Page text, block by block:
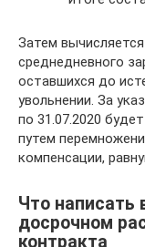
Затем
среднедневного
оставшихся до
увольнении. За
по 31.07.2020
путем
компенсации,
Что написать
досрочном
контракта